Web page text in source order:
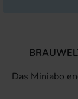
Das Miniabo